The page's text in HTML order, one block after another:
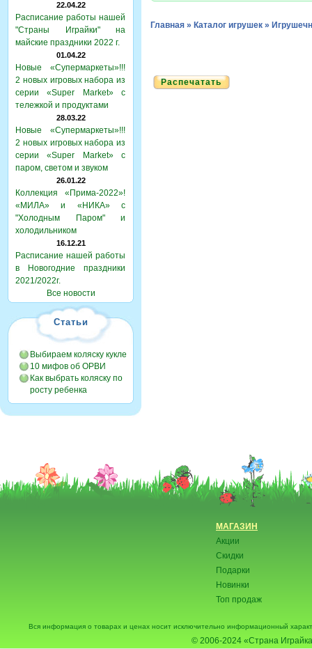
22.04.22
Расписание работы нашей
"Страны Играйки" на
майские праздники 2022 г.
01.04.22
Новые «Супермаркеты»!!!
2 новых игровых набора из
серии «Super Market» с
тележкой и продуктами
28.03.22
Новые «Супермаркеты»!!!
2 новых игровых набора из
серии «Super Market» с
паром, светом и звуком
26.01.22
Коллекция «Прима-2022»!
«МИЛА» и «НИКА» с
"Холодным Паром" и
холодильником
16.12.21
Расписание нашей работы
в Новогодние праздники
2021/2022г.
Все новости
Статьи
Выбираем коляску кукле
10 мифов об ОРВИ
Как выбрать коляску по
росту ребенка
Главная » Каталог игрушек »
Распечатать
МАГАЗИН
Акции
Скидки
Подарки
Новинки
Топ продаж
Вся информация о товарах и ценах носит исключительно информационный
© 2006-2024 «Страна